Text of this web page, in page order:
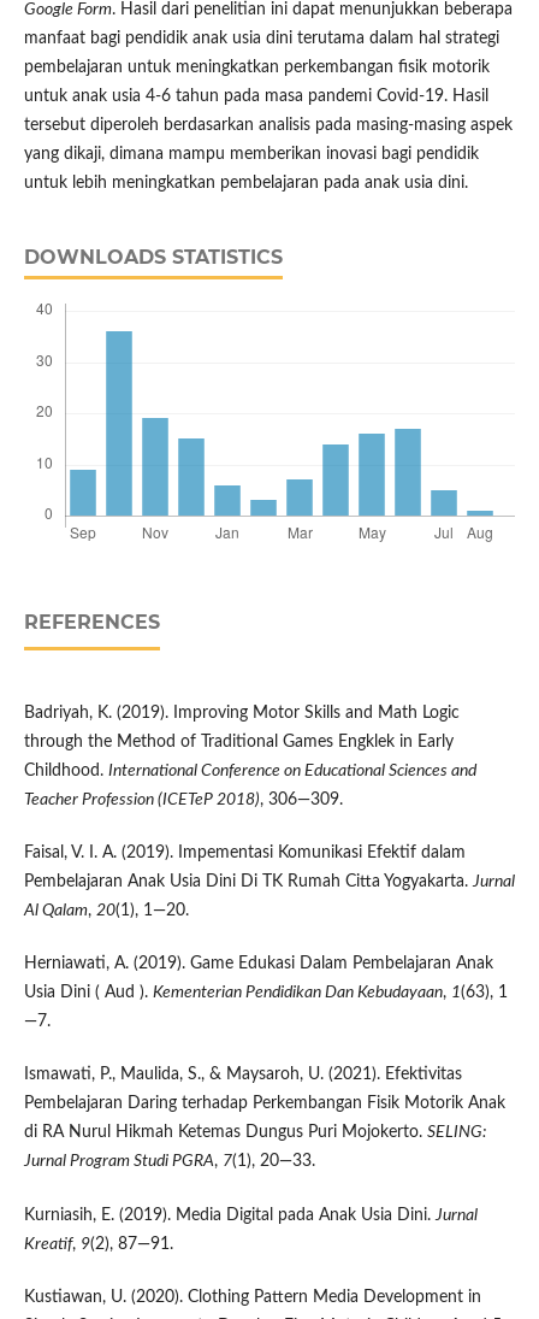
Google Form. Hasil dari penelitian ini dapat menunjukkan beberapa
manfaat bagi pendidik anak usia dini terutama dalam hal strategi
pembelajaran untuk meningkatkan perkembangan fisik motorik
untuk anak usia 4-6 tahun pada masa pandemi Covid-19. Hasil
tersebut diperoleh berdasarkan analisis pada masing-masing aspek
yang dikaji, dimana mampu memberikan inovasi bagi pendidik
untuk lebih meningkatkan pembelajaran pada anak usia dini.
DOWNLOADS STATISTICS
REFERENCES
Badriyah, K. (2019). Improving Motor Skills and Math Logic
through the Method of Traditional Games Engklek in Early
Childhood. International Conference on Educational Sciences and
Teacher Profession (ICETeP 2018), 306—309.
Faisal, V. I. A. (2019). Impementasi Komunikasi Efektif dalam
Pembelajaran Anak Usia Dini Di TK Rumah Citta Yogyakarta.Jurnal
Al Qalam, 20(1), 1—20.
Herniawati, A. (2019). Game Edukasi Dalam Pembelajaran Anak
Usia Dini ( Aud ). Kementerian Pendidikan Dan Kebudayaan, 1(63), 1
—7.
Ismawati, P., Maulida, S., & Maysaroh, U. (2021). Efektivitas
Pembelajaran Daring terhadap Perkembangan Fisik Motorik Anak
di RA Nurul Hikmah Ketemas Dungus Puri Mojokerto. SELING:
Jurnal Program Studi PGRA, 7(1), 20—33.
Kurniasih, E. (2019). Media Digital pada Anak Usia Dini. Jurnal
Kreatif, 9(2), 87—91.
Kustiawan, U. (2020). Clothing Pattern Media Development in